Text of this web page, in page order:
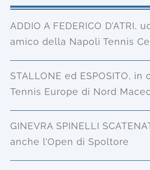
ADDIO A FEDERICO D’ATRI,
amico della Napoli Tennis
STALLONE ed ESPOSITO, in
Tennis Europe di Nord
GINEVRA SPINELLI
anche l’Open di Spoltore